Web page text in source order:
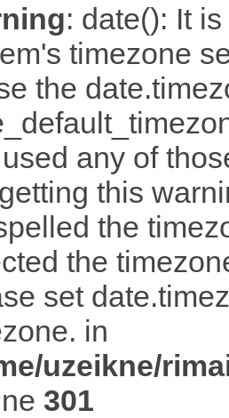
: date(): It
timezone
the
any of
this
the
the
set
in
uzeikne/
301